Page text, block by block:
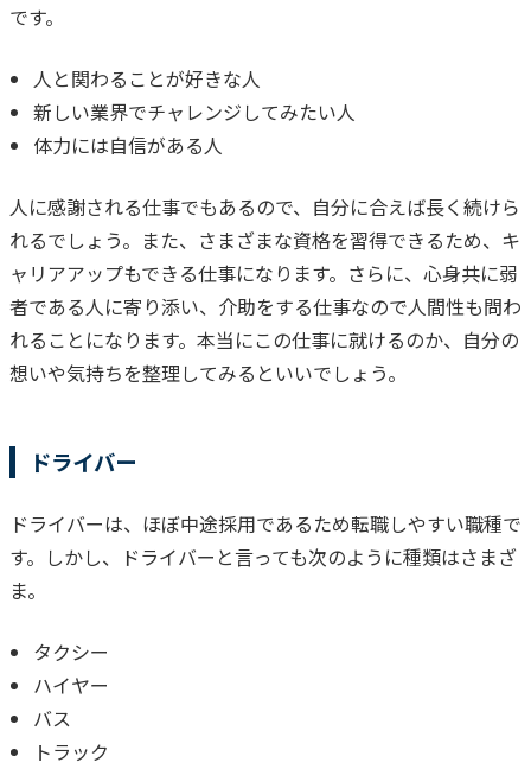
です。
人と関わることが好きな人
新しい業界でチャレンジしてみたい人
体力には自信がある人
人に感謝される仕事でもあるので、自分に合えば長く続けら
れるでしょう。また、さまざまな資格を習得できるため、キ
ャリアアップもできる仕事になります。さらに、心身共に弱
者である人に寄り添い、介助をする仕事なので人間性も問わ
れることになります。 本当にこの仕事に就けるのか、自分の
想いや気持ちを整理してみるといいでしょう。
ドライバー
ドライバーは、ほぼ中途採用であるため転職しやすい職種で
す。しかし、ドライバーと言っても次のように種類はさまざ
ま。
タクシー
ハイヤー
バス
トラック